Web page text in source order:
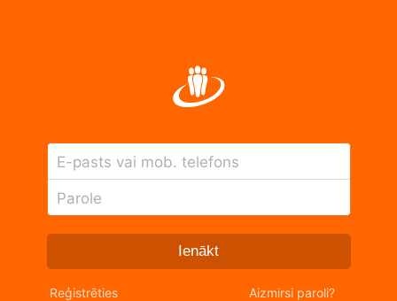
E-pasts vai mob. telefons
Parole
Ienākt
Reģistrēties Aizmirsi paroli?